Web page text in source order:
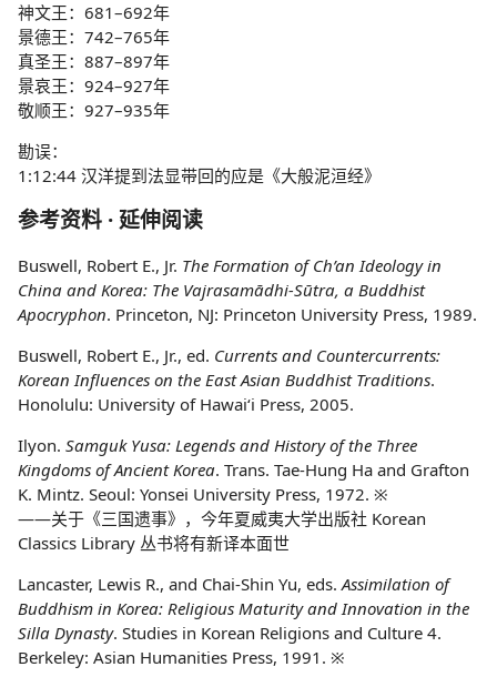
神文王：681–692年
景德王：742–765年
真圣王：887–897年
景哀王：924–927年
敬顺王：927–935年
勘误：
1:12:44 汉洋提到法显带回的应是《大般泥洹经》
参考资料 · 延伸阅读
Buswell, Robert E., Jr. The Formation of Ch’an Ideology in
China and Korea: The Vajrasamādhi-Sūtra, a Buddhist
Apocryphon. Princeton, NJ: Princeton University Press, 1989.
Buswell, Robert E., Jr., ed. Currents and Countercurrents:
Korean Influences on the East Asian Buddhist Traditions.
Honolulu: University of Hawai‘i Press, 2005.
Ilyon. Samguk Yusa: Legends and History of the Three
Kingdoms of Ancient Korea. Trans. Tae-Hung Ha and Grafton
K. Mintz. Seoul: Yonsei University Press, 1972. ※
——关于《三国遗事》，今年夏威夷大学出版社 Korean
Classics Library 丛书将有新译本面世
Lancaster, Lewis R., and Chai-Shin Yu, eds.Assimilation of
Buddhism in Korea: Religious Maturity and Innovation in the
Silla Dynasty. Studies in Korean Religions and Culture 4.
Berkeley: Asian Humanities Press, 1991. ※